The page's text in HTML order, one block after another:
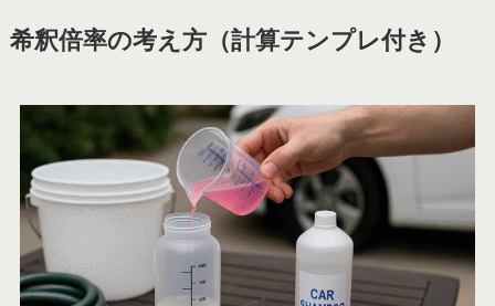
希釈倍率の考え方（計算テンプレ付き）